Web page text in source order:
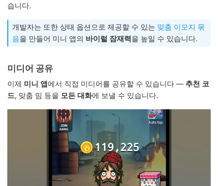
습니다.
개발자는 또한 상태 옵션으로 제공할 수 있는 맞춤 이모지 묶
음을 만들어 미니 앱의 바이럴 잠재력을 높일 수 있습니다.
미디어 공유
이제 미니 앱에서 직접 미디어를 공유할 수 있습니다 — 추천 코
드, 맞춤 밈 등을 모든 대화에 보낼 수 있습니다.